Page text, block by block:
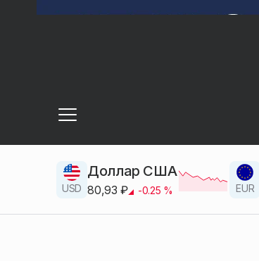
USD
Доллар США
80,93 ₽ -0.25 % EUR